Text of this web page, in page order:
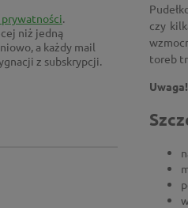
.
niż jedną
a każdy mail
z subskrypcji.
czy
toreb